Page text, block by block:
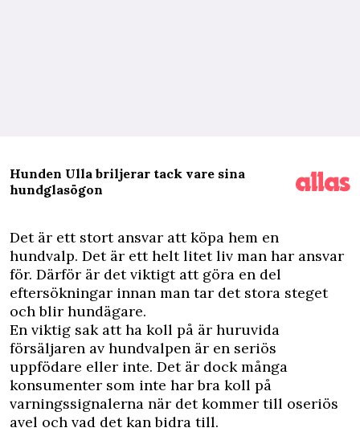
Hunden Ulla briljerar tack vare sina
hundglasögon
Det är ett stort ansvar att köpa hem en
hundvalp. Det är ett helt litet liv man har ansvar
för. Därför är det viktigt att göra en del
eftersökningar innan man tar det stora steget
och blir hundägare.
En viktig sak att ha koll på är huruvida
försäljaren av hundvalpen är en seriös
uppfödare eller inte. Det är dock många
konsumenter som inte har bra koll på
varningssignalerna när det kommer till oseriös
avel och vad det kan bidra till.